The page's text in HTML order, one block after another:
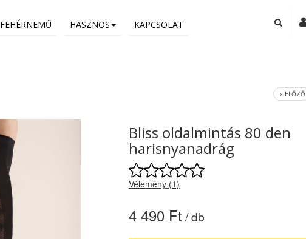
FEHÉRNEMŰ HASZNOS KAPCSOLAT
« ELŐZŐ
Bliss oldalmintás 80 den
harisnyanadrág
Vélemény (1)
4 490 Ft / db